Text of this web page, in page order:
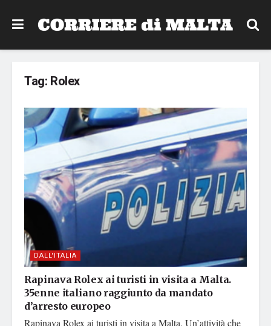
Tag: Rolex
DALL'ITALIA
Rapinava Rolex ai turisti in visita a Malta.
35enne italiano raggiunto da mandato
d’arresto europeo
Rapinava Rolex ai turisti in visita a Malta. Un’attività che